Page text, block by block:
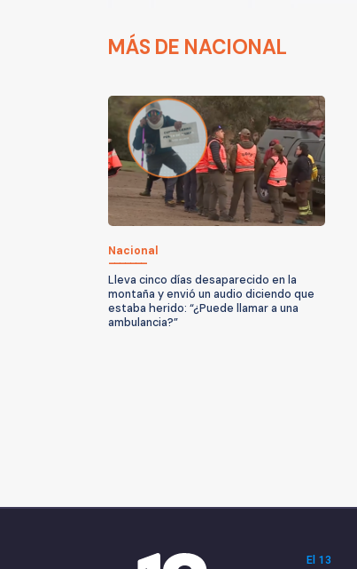
MÁS DE NACIONAL
Nacional
Lleva cinco días desaparecido en la
montaña y envió un audio diciendo que
estaba herido: “¿Puede llamar a una
ambulancia?”
El 13